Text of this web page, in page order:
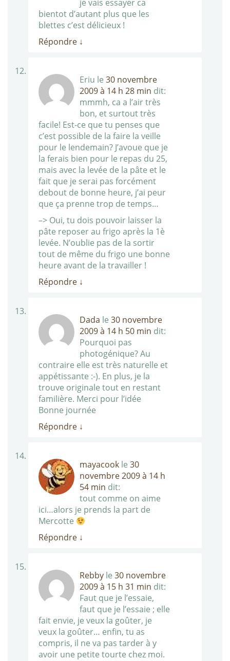
je vais essayer ca
bientot d’autant plus que les
blettes c’est délicieux !
Répondre ↓
Eriu le 30 novembre
2009 à 14 h 28 min dit:
mmmh, ca a l’air très
bon, et surtout très
facile! Est-ce que tu penses que
c’est possible de la faire la veille
pour le lendemain? J’avoue que je
la ferais bien pour le repas du 25,
mais avec la levée de la pâte et le
fait que je serai pas forcément
debout de bonne heure, j’ai peur
que ça prenne trop de temps…
–> Oui, tu dois pouvoir laisser la
pâte reposer au frigo après la 1è
levée. N’oublie pas de la sortir
tout de même du frigo une bonne
heure avant de la travailler !
Répondre ↓
Dada le 30 novembre
2009 à 14 h 50 min dit:
Pourquoi pas
photogénique? Au
contraire elle est très naturelle et
appétissante :-). En plus, je la
trouve originale tout en restant
familière. Merci pour l’idée
Bonne journée
Répondre ↓
mayacook le 30
novembre 2009 à 14 h
54 min dit:
tout comme on aime
ici…alors je prends la part de
Mercotte
Répondre ↓
Rebby le 30 novembre
2009 à 15 h 31 min dit:
Faut que je l’essaie,
faut que je l’essaie ; elle
fait envie, je veux la goûter, je
veux la goûter… enfin, tu as
compris, il ne va pas tarder à y
avoir une petite tourte chez moi.